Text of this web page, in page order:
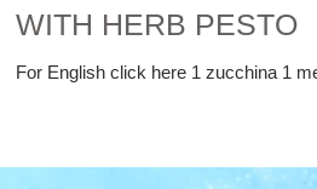
WITH HERB PESTO
For English click here 1 zucchina 1